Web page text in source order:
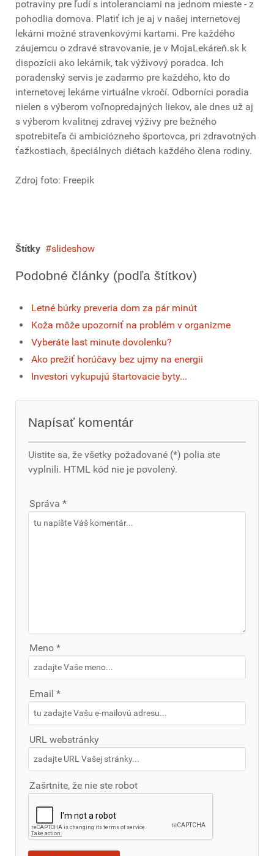
potraviny pre ľudí s intoleranciami na jednom mieste - z
pohodlia domova. Platiť ich je aj v našej internetovej
lekárni možné stravenkovými kartami. Pre každého
záujemcu o zdravé stravovanie, je v MojaLekáreň.sk k
dispozícii ako lekárnik, tak výživový poradca. Ich
poradenský servis je zadarmo pre každého, kto do
internetovej lekárne virtuálne vkročí. Odborníci poradia
nielen s výberom voľnopredajných liekov, ale dnes už aj
s výberom kvalitnej zdravej výživy pre bežného
spotrebiteľa či ambiciózneho športovca, pri zdravotných
ťažkostiach, špeciálnych diétach každého člena rodiny.
Zdroj foto: Freepik
Štítky slideshow
Podobné články (podľa štítkov)
Letné búrky preveria dom za pár minút
Koža môže upozorniť na problém v organizme
Vyberáte last minute dovolenku?
Ako prežiť horúčavy bez ujmy na energii
Investori vykupujú štartovacie byty...
Napísať komentár
Uistite sa, že všetky požadované (*) polia ste
vyplnili. HTML kód nie je povolený.
Správa *
Meno *
Email *
URL webstránky
Zašrtnite, že nie ste robot